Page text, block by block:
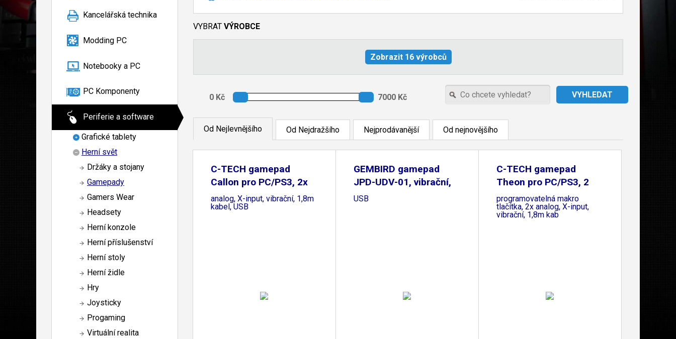
Kancelářská technika
Modding PC
Notebooky a PC
PC Komponenty
Periferie a software
Grafické tablety
Herní svět
Držáky a stojany
Gamepady
Gamers Wear
Headsety
Herní konzole
Herní příslušenství
Herní stoly
Herní židle
Hry
Joysticky
Progaming
Virtuální realita
VYBRAT VÝROBCE
Od Nejlevnějšího Od Nejdražšího Nejprodávanější Od nejnovějšího
C-TECH gamepad
Callon pro PC/PS3, 2x
analog, X-input, vibrační, 1,8m
kabel, USB
GEMBIRD gamepad
JPD-UDV-01, vibrační,
USB
C-TECH gamepad
Theon pro PC/PS3, 2
programovatelná makro
tlačítka, 2x analog, X-input,
vibrační, 1,8m kab